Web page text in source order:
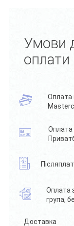
Умови
оплати
Оплата
Оплата
Оплата
група,
Доставка